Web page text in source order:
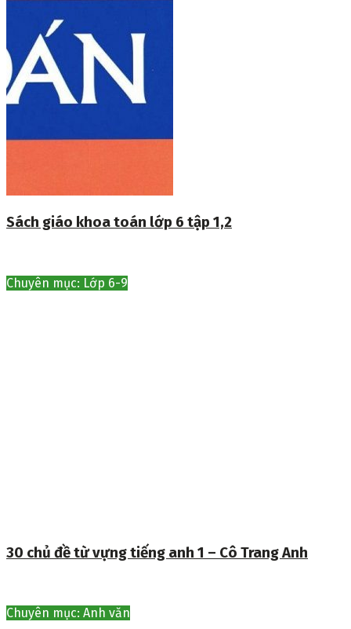
Sách giáo khoa toán lớp 6 tập 1,2
Chuyên mục: Lớp 6-9
30 chủ đề từ vựng tiếng anh 1 – Cô Trang Anh
Chuyên mục: Anh văn